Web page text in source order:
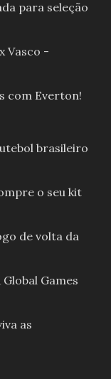
para seleção
Vasco -
com Everton!
brasileiro
o seu kit
de volta da
Games
as